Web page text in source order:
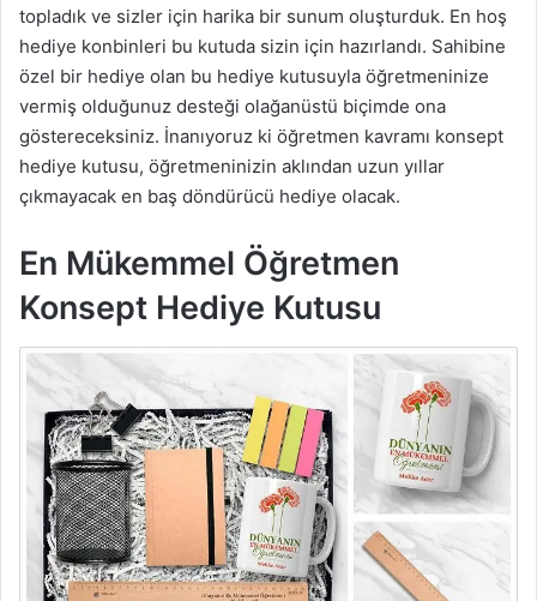
topladık ve sizler için harika bir sunum oluşturduk. En hoş
hediye konbinleri bu kutuda sizin için hazırlandı. Sahibine
özel bir hediye olan bu hediye kutusuyla öğretmeninize
vermiş olduğunuz desteği olağanüstü biçimde ona
göstereceksiniz. İnanıyoruz ki öğretmen kavramı konsept
hediye kutusu, öğretmeninizin aklından uzun yıllar
çıkmayacak en baş döndürücü hediye olacak.
En Mükemmel Öğretmen
Konsept Hediye Kutusu